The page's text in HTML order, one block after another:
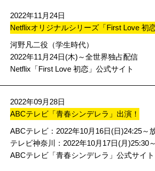
2022年11月24日
Netflixオリジナルシリーズ「First Love 初
河野凡二役（学生時代）
2022年11月24日(木)～全世界独占配信
Netflix「First Love 初恋」公式サイト
2022年09月28日
ABCテレビ「青春シンデレラ」出演！
ABCテレビ：2022年10月16日(日)24:25～
テレビ神奈川：2022年10月17日(月)25:30
ABCテレビ「青春シンデレラ」公式サイト